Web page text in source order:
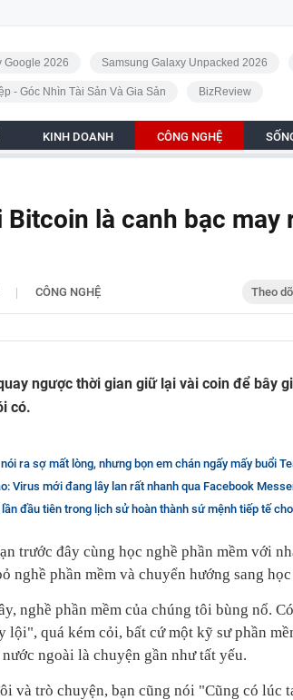
Google 2026 Samsung Galaxy Unpacked 2026
- Góc Nhìn Tài Sản Và Gia Sản BizReview
KINH DOANH CÔNG NGHỆ
Bitcoin là canh bạc may
| CÔNG NGHỆ Theo
ngược thời gian giữ lại vài coin để bây
có.
ra sợ mất lòng, nhưng bọn em chán ngấy mấy buổi
Virus mới đang lây lan rất nhanh qua Facebook Messenger, đừng
đầu tiên trong lịch sử hoàn thành sứ mệnh tiếp tế cho ISS
trước đây cùng học nghề phần mềm với
nghề phần mềm và chuyển hướng sang
nghề phần mềm của chúng tôi bùng nổ.
lội", quá kém cỏi, bất cứ một kỹ sư phần
ngoài là chuyện gần như tất yếu.
và trò chuyện, bạn cũng nói "Cũng có lúc